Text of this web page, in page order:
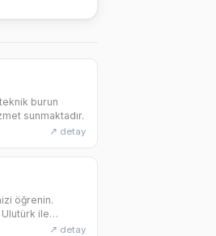
burun
sunmaktadır.
↗ detay
öğrenin.
ile
↗ detay